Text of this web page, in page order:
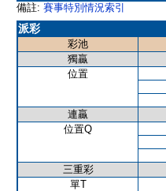
備註: 賽事特別情況索引
派彩
彩池
獨贏
位置
連贏
位置Q
三重彩
單T